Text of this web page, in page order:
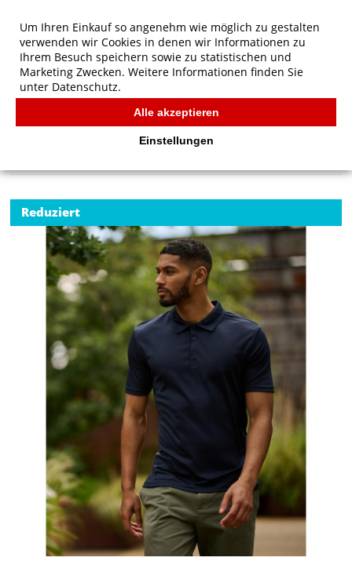
Regatta Professional Honestly Made Recycled Polo
Reduziert
Um Ihren Einkauf so angenehm wie möglich zu gestalten
verwenden wir Cookies in denen wir Informationen zu
Ihrem Besuch speichern sowie zu statistischen und
Marketing Zwecken. Weitere Informationen finden Sie
unter Datenschutz.
Alle akzeptieren
Einstellungen